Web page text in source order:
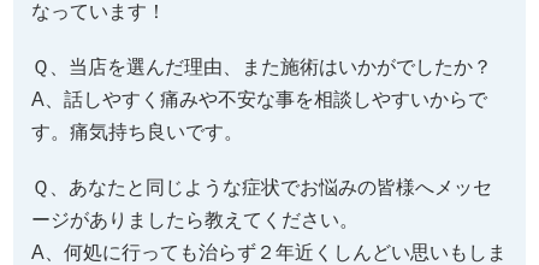
なっています！
Ｑ、当店を選んだ理由、また施術はいかがでしたか？
A、話しやすく痛みや不安な事を相談しやすいからで
す。痛気持ち良いです。
Ｑ、あなたと同じような症状でお悩みの皆様へメッセ
ージがありましたら教えてください。
A、何処に行っても治らず２年近くしんどい思いもしま